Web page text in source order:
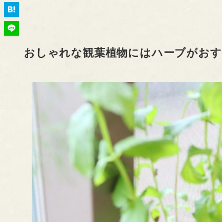
おしゃれな観葉植物にはハーブがお